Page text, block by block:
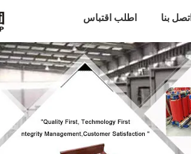
اتصل بنا اطلب اقتباس